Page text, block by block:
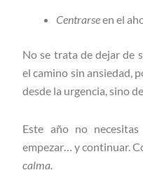
Centrarseen el
No se trata de dejar de
el camino sin ansiedad,
desde la urgencia, sino
Este año no
empezar… y continuar.
calma.